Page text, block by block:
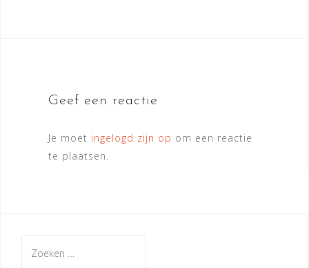
Geef een reactie
Je moet ingelogd zijn op om een reactie
te plaatsen.
naar: